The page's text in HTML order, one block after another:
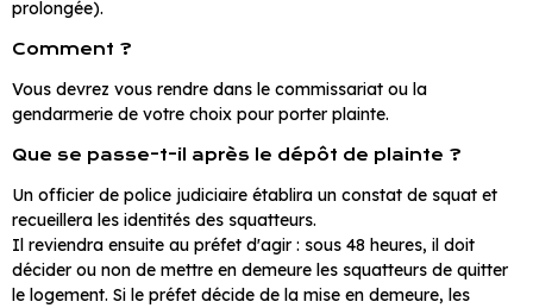
prolongée).
Comment ?
Vous devrez vous rendre dans le commissariat ou la
gendarmerie de votre choix pour porter plainte.
Que se passe-t-il après le dépôt de plainte ?
Un officier de police judiciaire établira un constat de squat et
recueillera les identités des squatteurs.
Il reviendra ensuite au préfet d'agir : sous 48 heures, il doit
décider ou non de mettre en demeure les squatteurs de quitter
le logement. Si le préfet décide de la mise en demeure, les